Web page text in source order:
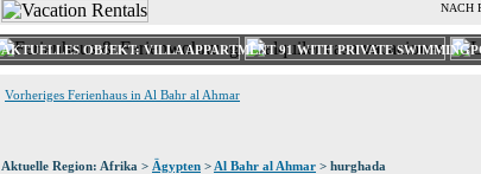
NACH
AKTUELLES OBJEKT: VILLA APPARTMENT 91 WITH PRIVATE
Vorheriges Ferienhaus in Al Bahr al Ahmar
Aktuelle Region: Afrika > Ägypten > Al Bahr al Ahmar > hurghada